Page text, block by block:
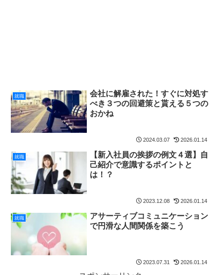
就職
会社に解雇された！すぐに対処す
べき３つの回避策と貰える５つの
おかね
2024.03.07 2026.01.14
就職
【新入社員の挨拶の例文４選】自
己紹介で意識するポイントと
は！？
2023.12.08 2026.01.14
就職
アサーティブコミュニケーション
で円滑な人間関係を築こう
2023.07.31 2026.01.14